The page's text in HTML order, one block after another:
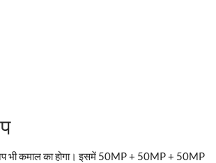
भी कमाल का होगा। इसमें 50MP + 50MP + 50MP